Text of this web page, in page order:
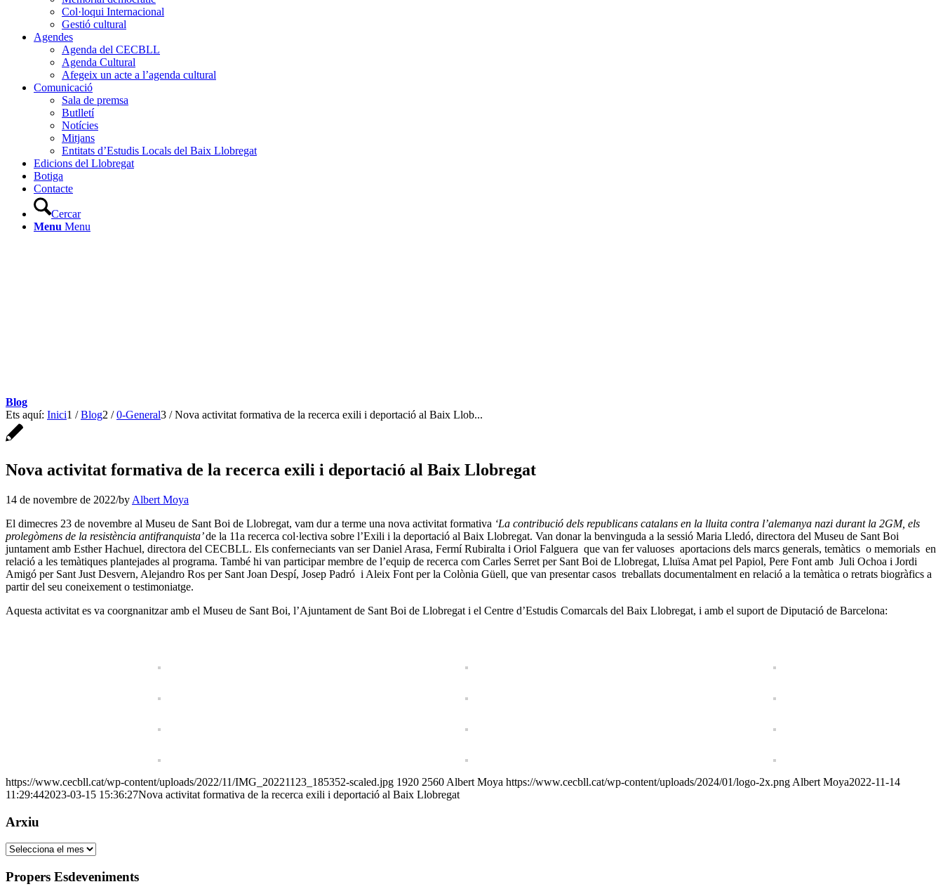
Col·loqui Internacional
Gestió cultural
Agendes
Agenda del CECBLL
Agenda Cultural
Afegeix un acte a l’agenda cultural
Comunicació
Sala de premsa
Butlletí
Notícies
Mitjans
Entitats d’Estudis Locals del Baix Llobregat
Edicions del Llobregat
Botiga
Contacte
Cercar
Menu Menu
Blog
Ets aquí: Inici1 / Blog2 / 0-General3 / Nova activitat formativa de la recerca exili i deportació al Baix Llob...
Nova activitat formativa de la recerca exili i deportació al Baix Llobregat
14 de novembre de 2022/by Albert Moya
El dimecres 23 de novembre al Museu de Sant Boi de Llobregat, vam dur a terme una nova activitat formativa ‘La contribució dels republicans catalans en la lluita contra l’alemanya nazi durant la 2GM, els
prolegòmens de la resistència antifranquista’de la 11a recerca col·lectiva sobre l’Exili i la deportació al Baix Llobregat. Van donar la benvinguda a la sessió Maria Lledó, directora del Museu de Sant Boi
juntament amb Esther Hachuel, directora del CECBLL. Els conferneciants van ser Daniel Arasa, Fermí Rubiralta i Oriol Falguera que van fer valuoses aportacions dels marcs generals, temàtics o memorials en
relació a les temàtiques plantejades al programa. També hi van participar membre de l’equip de recerca com Carles Serret per Sant Boi de Llobregat, Lluïsa Amat pel Papiol, Pere Font amb Juli Ochoa i Jordi
Amigó per Sant Just Desvern, Alejandro Ros per Sant Joan Despí, Josep Padró i Aleix Font per la Colònia Güell, que van presentar casos treballats documentalment en relació a la temàtica o retrats biogràfics a
partir del seu coneixement o testimoniatge.
Aquesta activitat es va coorgnanitzar amb el Museu de Sant Boi, l’Ajuntament de Sant Boi de Llobregat i el Centre d’Estudis Comarcals del Baix Llobregat, i amb el suport de Diputació de Barcelona:
https://www.cecbll.cat/wp-content/uploads/2022/11/IMG_20221123_185352-scaled.jpg 1920 2560 Albert Moya https://www.cecbll.cat/wp-content/uploads/2024/01/logo-2x.png Albert Moya2022-11-14
11:29:442023-03-15 15:36:27Nova activitat formativa de la recerca exili i deportació al Baix Llobregat
Arxiu
Arxiu
Propers Esdeveniments